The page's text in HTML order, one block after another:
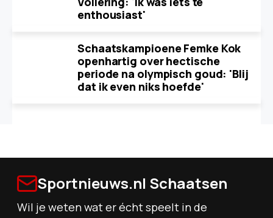
enthousiast'
Schaatskampioene Femke Kok
openhartig over hectische
periode na olympisch goud: 'Blij
dat ik even niks hoefde'